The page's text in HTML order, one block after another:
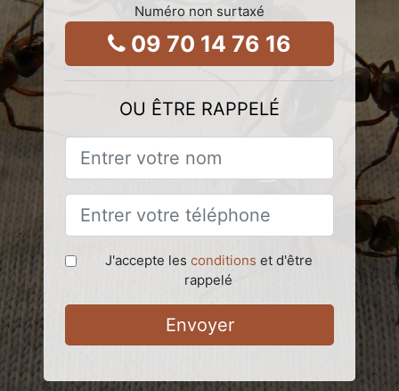
Numéro non surtaxé
09 70 14 76 16
OU ÊTRE RAPPELÉ
J'accepte les conditions et d'être
rappelé
Envoyer